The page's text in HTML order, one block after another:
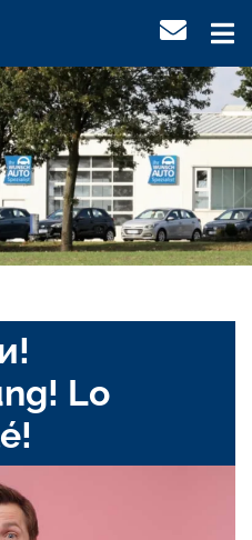
Lo